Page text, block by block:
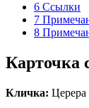
6 Ссылки
7
8
Карточка
Кличка: Церера